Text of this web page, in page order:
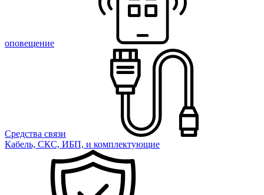
оповещение
Средства связи
Кабель, СКС, ИБП, и комплектующие